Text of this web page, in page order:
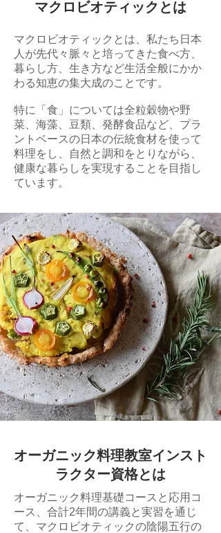
マクロビオティックとは
マクロビオティックとは、私たち日本
人が先代々脈々と培ってきた食べ方、
暮らし方、生き方など生活全般にかか
わる知恵の集大成のことです。
特に「食」については全粒穀物や野
菜、海藻、豆類、発酵食品など、プラ
ントベースの日本の伝統食材を使って
料理をし、自然と調和をとりながら、
健康な暮らしを実現することを目指し
ています。
オーガニック料理教室インスト
ラクター資格とは
オーガニック料理基礎コースと応用コ
ース、合計2年間の講義と実習を通じ
て、マクロビオティックの陰陽五行の